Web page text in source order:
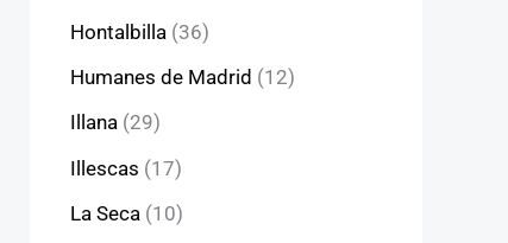
Hontalbilla (36)
Humanes de Madrid (12)
Illana (29)
Illescas (17)
La Seca (10)